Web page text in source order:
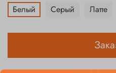
Белый Серый Латте